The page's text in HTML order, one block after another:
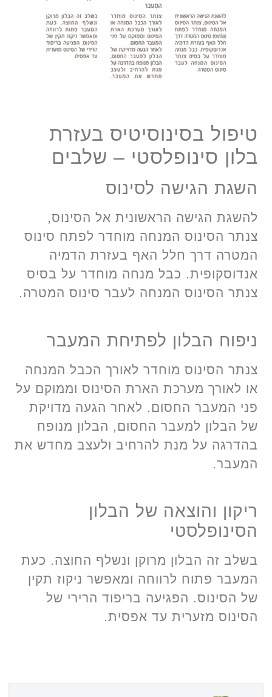
טיפול בסינוסיטיס בעזרת
בלון סינופלסטי – שלבים
השגת הגישה לסינוס
להשגת הגישה הראשונית אל הסינוס,
צנתר הסינוס המנחה מוחדר לפתח סינוס
המטרה דרך חלל האף בעזרת הדמיה
אנדוסקופית. כבל מנחה מוחדר על בסיס
צנתר הסינוס המנחה לעבר סינוס המטרה.
ניפוח הבלון לפתיחת המעבר
צנתר הסינוס מוחדר לאורך הכבל המנחה
או לאורך מערכת הארת הסינוס וממוקם על
פני המעבר החסום. לאחר הגעה מדויקת
של הבלון למעבר החסום, הבלון מנופח
בהדרגה על מנת להרחיב ולעצב מחדש את
המעבר.
ריקון והוצאה של הבלון
הסינופלסטי
בשלב זה הבלון מרוקן ונשלף החוצה. כעת
המעבר פתוח לרווחה ומאפשר ניקוז תקין
של הסינוס. הפגיעה בריפוד הרירי של
הסינוס מזערית עד אפסית.